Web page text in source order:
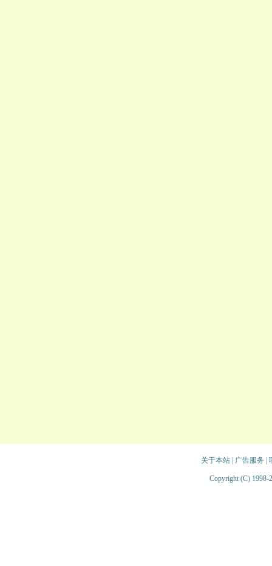
关于本站| 广告服务
Copyright (C) 1998-